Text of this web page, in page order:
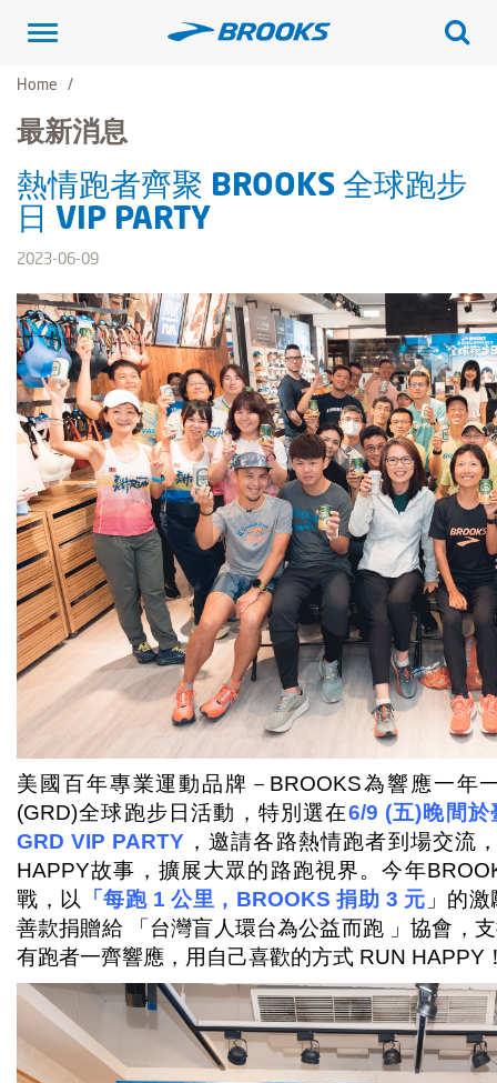
Toggle
Home
最新消息
熱情跑者齊聚 BROOKS 全球跑步
日 VIP PARTY
2023-06-09
美國百年專業運動品牌－BROOKS為響應一年
(GRD)全球跑步日活動，特別選在6/9 (五)晚間
GRD VIP PARTY ，邀請各路熱情跑者到場交流
HAPPY故事，擴展大眾的路跑視界。今年
戰，以
「每跑 1 公里，BROOKS 捐助 3 元 」的
善款捐贈給 「台灣盲人環台為公益而跑 」協會，
有跑者一齊響應，用自己喜歡的方式 RUN HAPPY